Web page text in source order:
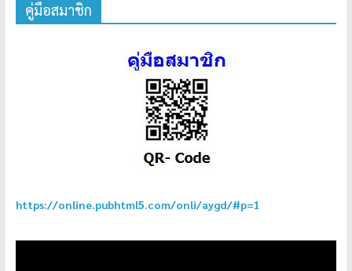
คู่มือสมาชิก
https://online.pubhtml5.com/onli/aygd/#p=1